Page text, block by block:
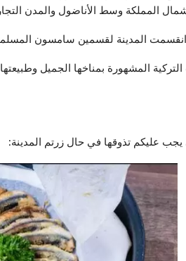
المملكة وسط الأناضول والمدن
انقسمت المدينة لقسمين سامسون
يجب عليكم تذوقها في حال زرتم المدينة: